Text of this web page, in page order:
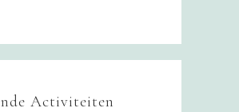
Activiteiten